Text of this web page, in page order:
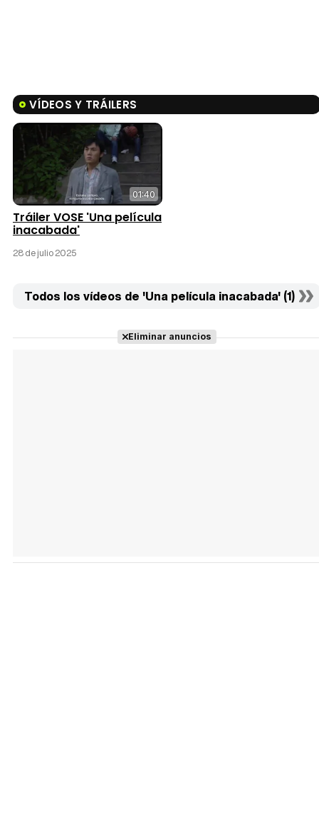
VÍDEOS Y TRÁILERS
01:40
Tráiler VOSE 'Una película
inacabada'
28 de julio 2025
Todos los vídeos de 'Una película inacabada' (1)
Eliminar anuncios